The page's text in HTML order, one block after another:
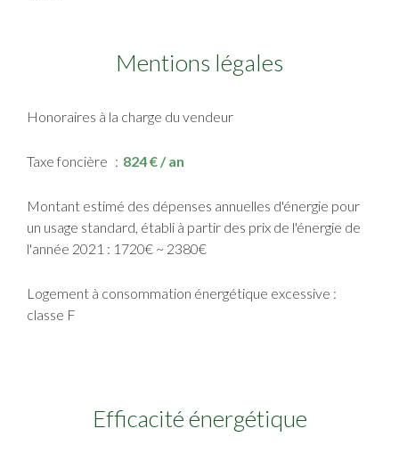
Mentions légales
Honoraires à la charge du vendeur
Taxe foncière 824 € / an
Montant estimé des dépenses annuelles d'énergie pour
un usage standard, établi à partir des prix de l'énergie de
l'année 2021 : 1720€ ~ 2380€
Logement à consommation énergétique excessive :
classe F
Efficacité énergétique